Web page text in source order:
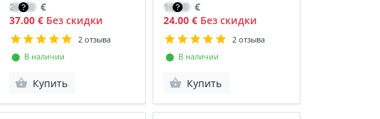
26.50 €
37.00 €Без скидки
2 отзыва
⬤ В наличии
Купить
16.80 €
24.00 € Без скидки
2 отзыва
⬤ В наличии
Купить